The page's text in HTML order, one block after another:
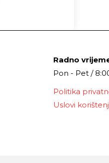
Radno
Pon - Pet /
Politika
Uslovi